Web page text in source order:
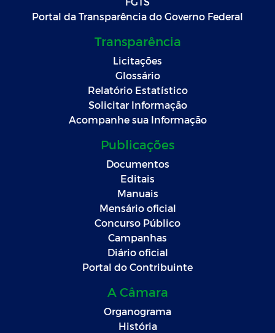
Portal da Transparência do Governo Federal
Transparência
Licitações
Glossário
Relatório Estatístico
Solicitar Informação
Acompanhe sua Informação
Publicações
Documentos
Editais
Manuais
Mensário oficial
Concurso Público
Campanhas
Diário oficial
Portal do Contribuinte
A Câmara
Organograma
História